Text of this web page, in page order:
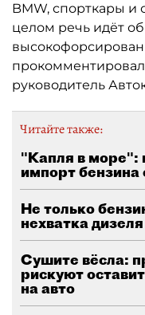
BMW, спорткары и
целом речь идёт
руководитель
Читайте также:
"Капля в море":
импорт бензина
Не только
нехватка
Сушите вёсла:
рискуют
на авто